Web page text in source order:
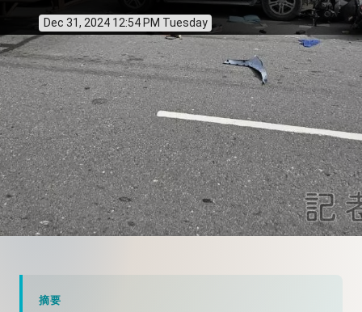
Dec 31, 2024 12:54 PM Tuesday
摘要